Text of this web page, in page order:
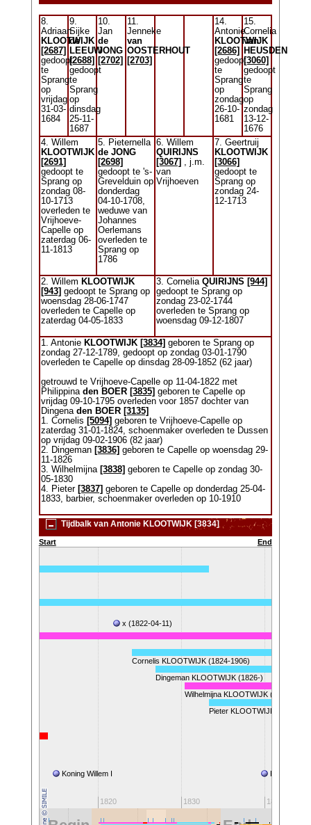
8.
Adriaan
KLOOTWIJK
[2687]
gedoopt
te
Sprang
op
vrijdag
31-03-
1684
9.
Sijke
de
LEEUW
[2688]
gedoopt
te
Sprang
op
dinsdag
25-11-
1687
10.
Jan
de
JONG
[2702]
11.
Jenneke
van
OOSTERHOUT
[2703]
14.
Antonie
KLOOTWIJK
[2686]
gedoopt
te
Sprang
op
zondag
26-10-
1681
15.
Cornelia
van
HEUSDEN
[3060]
gedoopt
te
Sprang
op
zondag
13-12-
1676
4. Willem
KLOOTWIJK
[2691]
gedoopt te
Sprang op
zondag 08-
10-1713
overleden te
Vrijhoeve-
Capelle op
zaterdag 06-
11-1813
5. Pieternella
de JONG
[2698]
gedoopt te 's-
Grevelduin op
donderdag
04-10-1708,
weduwe van
Johannes
Oerlemans
overleden te
Sprang op
1786
6. Willem
QUIRIJNS
[3067] , j.m.
van
Vrijhoeven
7. Geertruij
KLOOTWIJK
[3066]
gedoopt te
Sprang op
zondag 24-
12-1713
2. Willem KLOOTWIJK
[943] gedoopt te Sprang op
woensdag 28-06-1747
overleden te Capelle op
zaterdag 04-05-1833
3. Cornelia QUIRIJNS [944]
gedoopt te Sprang op
zondag 23-02-1744
overleden te Sprang op
woensdag 09-12-1807
1. Antonie KLOOTWIJK [3834] geboren te Sprang op
zondag 27-12-1789, gedoopt op zondag 03-01-1790
overleden te Capelle op dinsdag 28-09-1852 (62 jaar)
getrouwd te Vrijhoeve-Capelle op 11-04-1822 met
Philippina den BOER [3835] geboren te Capelle op
vrijdag 09-10-1795 overleden voor 1857 dochter van
Dingena den BOER [3135]
1. Cornelis [5094] geboren te Vrijhoeve-Capelle op
zaterdag 31-01-1824, schoenmaker overleden te Dussen
op vrijdag 09-02-1906 (82 jaar)
2. Dingeman [3836] geboren te Capelle op woensdag 29-
11-1826
3. Wilhelmijna [3838] geboren te Capelle op zondag 30-
05-1830
4. Pieter [3837] geboren te Capelle op donderdag 25-04-
1833, barbier, schoenmaker overleden op 10-1910
Tijdbalk van Antonie KLOOTWIJK [3834]
Start End
1820 1830 1840
Koning
Pieter KLOOTWIJK (1833-
Wilhelmijna KLOOTWIJK (1830-)
Dingeman KLOOTWIJK (1826-)
Cornelis KLOOTWIJK (1824-1906)
x (1822-04-11)
Koning Willem I